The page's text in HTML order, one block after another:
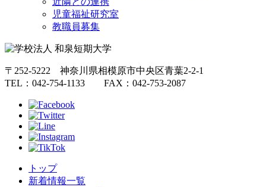
児童福祉研究室
教職員募集
〒252-5222 神奈川県相模原市中央区青葉2-2-1
TEL：042-754-1133 FAX：042-753-2087
トップ
新着情報一覧